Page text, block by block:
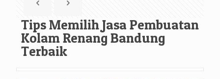
Tips Memilih Jasa Pembuatan
Kolam Renang Bandung
Terbaik